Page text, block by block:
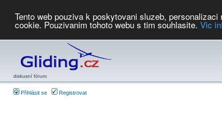
Tento web pouziva k poskytovani sluzeb,
cookie. Pouzivanim tohoto webu s tim souhlasite. Vic
diskusní fórum
Přihlásit se Registrovat